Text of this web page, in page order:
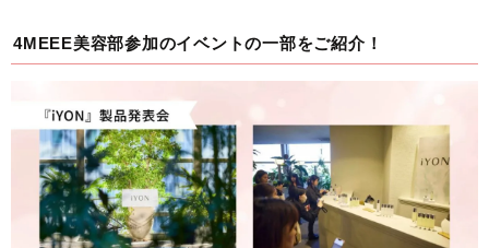
4MEEE美容部参加のイベントの一部をご紹介！